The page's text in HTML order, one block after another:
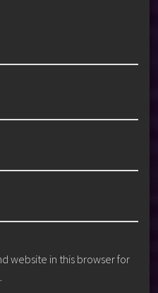
website in this browser for